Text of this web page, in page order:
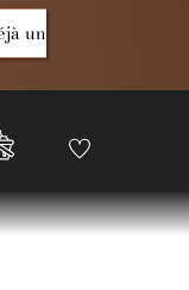
un
Favoris